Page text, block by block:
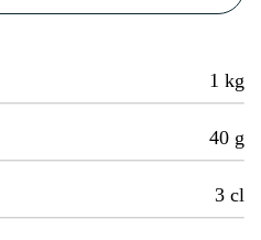
1 kg
40 g
3 cl